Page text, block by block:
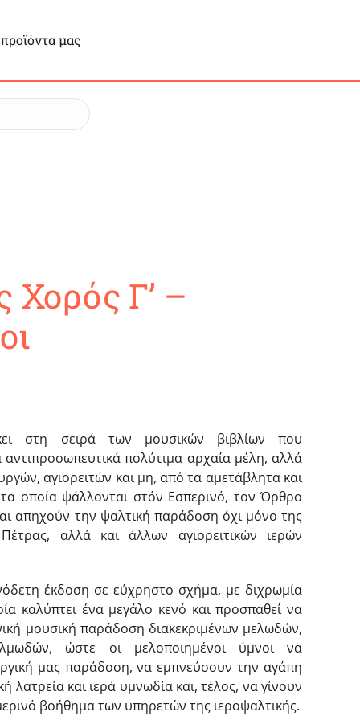
μας
Χορός Γ’ –
στη σειρά των μουσικών βιβλίων που
πολύτιμα αρχαία μέλη, αλλά
αγιορειτών και μη, από τα αμετάβλητα και
τα οποία ψάλλονται στόν Εσπερινό, τον Όρθρο
απηχούν την ψαλτική παράδοση όχι μόνο της
αλλά και άλλων αγιορειτικών ιερών
έκδοση σε εύχρηστο σχήμα, με διχρωμία
καλύπτει ένα μεγάλο κενό και προσπαθεί να
μουσική παράδοση διακεκριμένων μελωδών,
ώστε οι μελοποιημένοι ύμνοι να
μας παράδοση, να εμπνεύσουν την αγάπη
λατρεία και ιερά υμνωδία και, τέλος, να γίνουν
βοήθημα των υπηρετών της ιεροψαλτικής.